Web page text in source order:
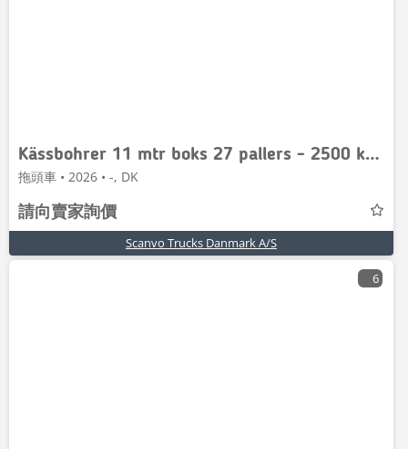
Kässbohrer 11 mtr boks 27 pallers - 2500 kg lift
拖頭車 • 2026 • -, DK
請向賣家詢價
Scanvo Trucks Danmark A/S
6